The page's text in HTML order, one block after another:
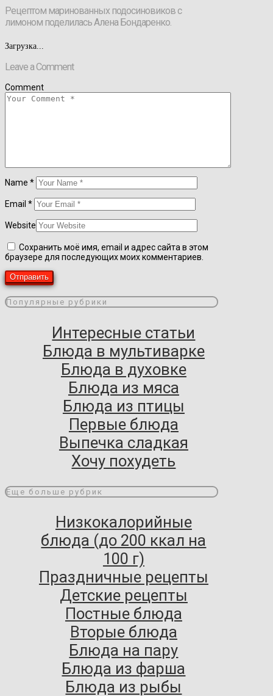
Рецептом маринованных подосиновиков с
лимоном поделилась Алена Бондаренко.
Загрузка...
Leave a Comment
Comment
Name *
Email *
Website
Сохранить моё имя, email и адрес сайта в этом
браузере для последующих моих комментариев.
Популярные рубрики
Интересные статьи
Блюда в мультиварке
Блюда в духовке
Блюда из мяса
Блюда из птицы
Первые блюда
Выпечка сладкая
Хочу похудеть
Еще больше рубрик
Низкокалорийные
блюда (до 200 ккал на
100 г)
Праздничные рецепты
Детские рецепты
Постные блюда
Вторые блюда
Блюда на пару
Блюда из фарша
Блюда из рыбы